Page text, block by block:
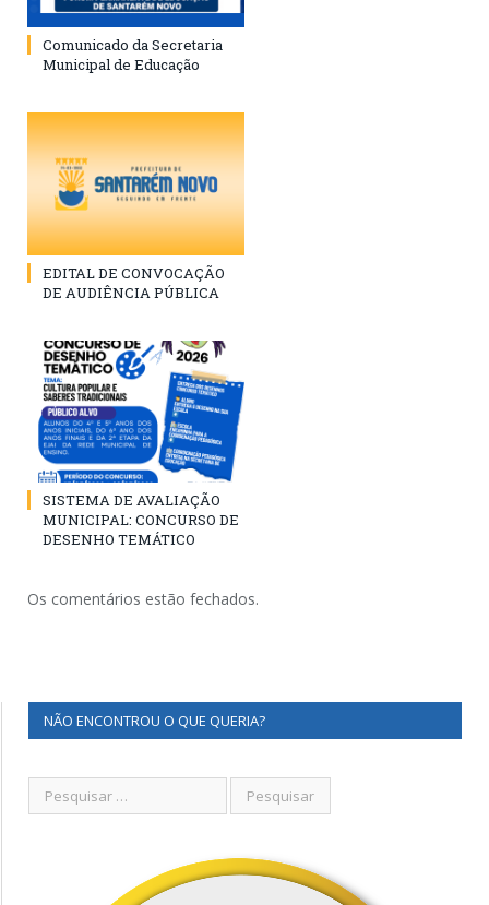
Comunicado da Secretaria
Municipal de Educação
EDITAL DE CONVOCAÇÃO
DE AUDIÊNCIA PÚBLICA
SISTEMA DE AVALIAÇÃO
MUNICIPAL: CONCURSO DE
DESENHO TEMÁTICO
Os comentários estão fechados.
NÃO ENCONTROU O QUE QUERIA?